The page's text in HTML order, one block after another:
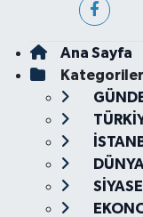
Ana Sayfa
Kategoriler
DÜNYA